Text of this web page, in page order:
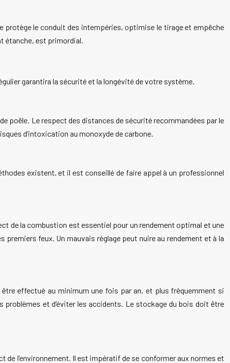
protège le conduit des intempéries, optimise le tirage et empêche
étanche, est primordial.
garantira la sécurité et la longévité de votre système.
poêle. Le respect des distances de sécurité recommandées par le
d’intoxication au monoxyde de carbone.
existent, et il est conseillé de faire appel à un professionnel
de la combustion est essentiel pour un rendement optimal et une
feux. Un mauvais réglage peut nuire au rendement et à la
effectué au minimum une fois par an, et plus fréquemment si
problèmes et d’éviter les accidents. Le stockage du bois doit être
l’environnement. Il est impératif de se conformer aux normes et